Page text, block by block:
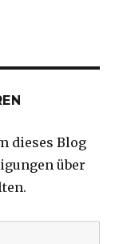
dieses Blog
über